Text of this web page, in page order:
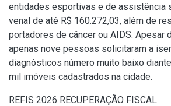
entidades esportivas e de assistência
venal de até R$ 160.272,03, além de
portadores de câncer ou AIDS. Apesar
apenas nove pessoas solicitaram a
diagnósticos número muito baixo
mil imóveis cadastrados na cidade.
REFIS 2026 RECUPERAÇÃO FISCAL